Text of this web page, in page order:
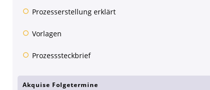
Prozesserstellung erklärt
Vorlagen
Prozesssteckbrief
Akquise Folgetermine